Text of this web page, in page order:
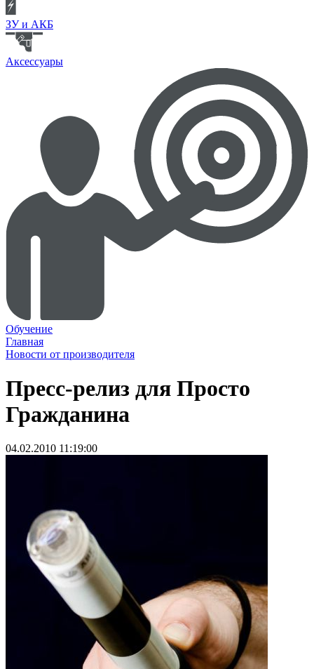
ЗУ и АКБ
Аксессуары
Обучение
Главная
Новости от производителя
Пресс-релиз для Просто
Гражданина
04.02.2010 11:19:00